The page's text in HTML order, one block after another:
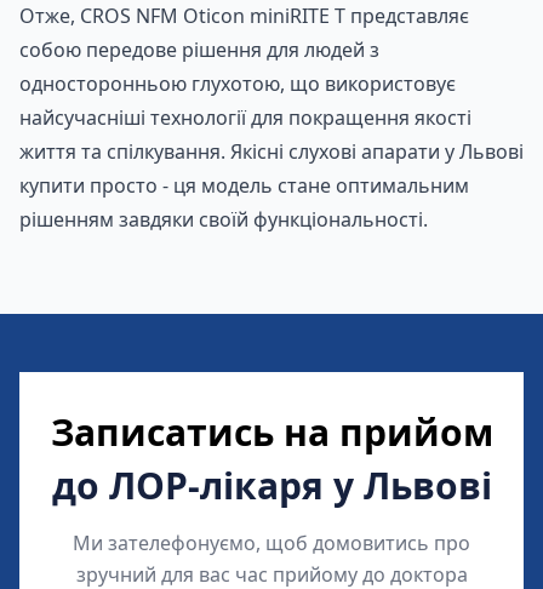
Отже, CROS NFM Oticon miniRITE T представляє
собою передове рішення для людей з
односторонньою глухотою, що використовує
найсучасніші технології для покращення якості
життя та спілкування. Якісні слухові апарати у Львові
купити просто - ця модель стане оптимальним
рішенням завдяки своїй функціональності.
Замовити
Записатись на прийом
до ЛОР-лікаря у Львові
Ми зателефонуємо, щоб домовитись про
зручний для вас час прийому до доктора